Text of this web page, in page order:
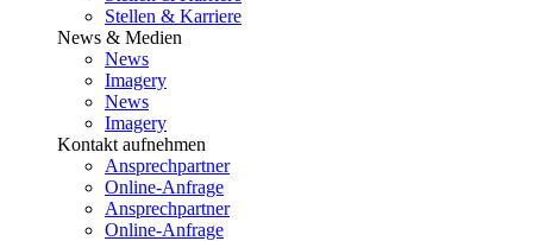
Stellen & Karriere
News & Medien
News
Imagery
News
Imagery
Kontakt aufnehmen
Ansprechpartner
Online-Anfrage
Ansprechpartner
Online-Anfrage